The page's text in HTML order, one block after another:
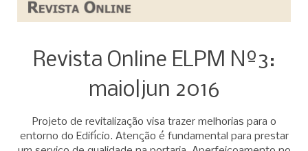
Revista Online ELPM Nº3:
maio|jun 2016
Projeto de revitalização visa trazer melhorias para o
entorno do Edifício. Atenção é fundamental para prestar